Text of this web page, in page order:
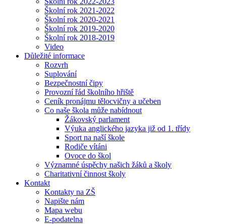
Školní rok 2021-2022
Školní rok 2020-2021
Školní rok 2019-2020
Školní rok 2018-2019
Video
Důležité informace
Rozvrh
Suplování
Bezpečnostní čipy
Provozní řád školního hřiště
Ceník pronájmu tělocvičny a učeben
Co naše škola může nabídnout
Žákovský parlament
Výuka anglického jazyka již od 1. třídy
Sport na naší škole
Rodiče vítáni
Ovoce do škol
Významné úspěchy našich žáků a školy
Charitativní činnost školy
Kontakt
Kontakty na ZŠ
Napište nám
Mapa webu
E-podatelna